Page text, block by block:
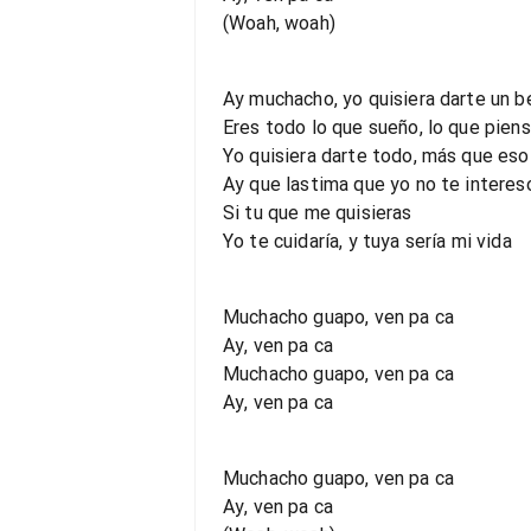
(Woah, woah)
Ay muchacho, yo quisiera darte un
Eres todo lo que sueño, lo que
Yo quisiera darte todo, más que eso
Ay que lastima que yo no te
Si tu que me quisieras
Yo te cuidaría, y tuya sería mi vida
Muchacho guapo, ven pa ca
Ay, ven pa ca
Muchacho guapo, ven pa ca
Ay, ven pa ca
Muchacho guapo, ven pa ca
Ay, ven pa ca